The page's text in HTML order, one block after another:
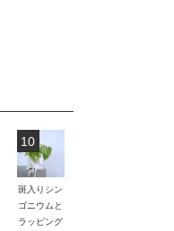
10
斑入りシン
ゴニウムと
ラッピング